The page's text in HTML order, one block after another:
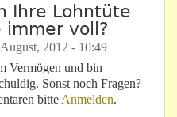
Ihre Lohntüte
immer voll?
2012 - 10:49
Vermögen und bin
Sonst noch Fragen?
bitte Anmelden.